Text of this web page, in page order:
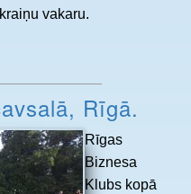
vakaru.
Rīgā.
Rīgas
Biznesa
Klubs kopā